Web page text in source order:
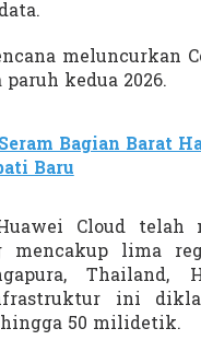
meluncurkan
kedua 2026.
Bagian Barat
Baru
Cloud telah
lima
Thailand,
ini
50 milidetik.
Charlie Kirk di
12 September 2025 Di